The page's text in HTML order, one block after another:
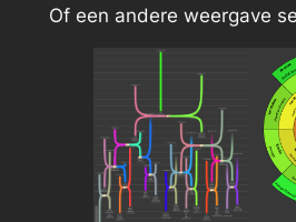
Of een andere weergave